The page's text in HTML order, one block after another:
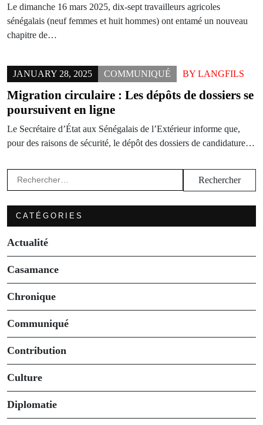
Le dimanche 16 mars 2025, dix-sept travailleurs agricoles
sénégalais (neuf femmes et huit hommes) ont entamé un nouveau
chapitre de…
JANUARY 28, 2025 COMMUNIQUÉ BY LANGFILS
Migration circulaire : Les dépôts de dossiers se
poursuivent en ligne
Le Secrétaire d’État aux Sénégalais de l’Extérieur informe que,
pour des raisons de sécurité, le dépôt des dossiers de candidature…
Rechercher :
CATÉGORIES
Actualité
Casamance
Chronique
Communiqué
Contribution
Culture
Diplomatie